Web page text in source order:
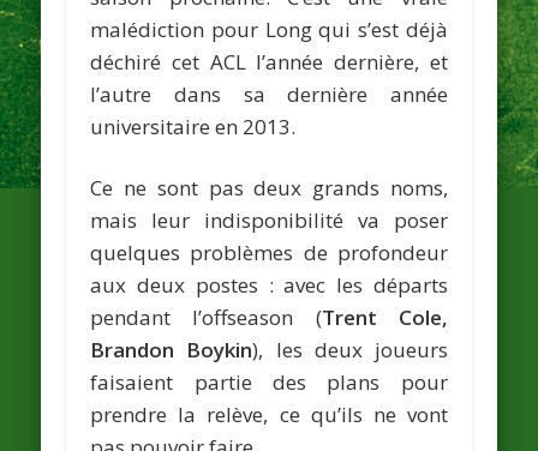
malédiction pour Long qui s’est déjà
déchiré cet ACL l’année dernière, et
l’autre dans sa dernière année
universitaire en 2013.
Ce ne sont pas deux grands noms,
mais leur indisponibilité va poser
quelques problèmes de profondeur
aux deux postes : avec les départs
pendant l’offseason (Trent Cole,
Brandon Boykin), les deux joueurs
faisaient partie des plans pour
prendre la relève, ce qu’ils ne vont